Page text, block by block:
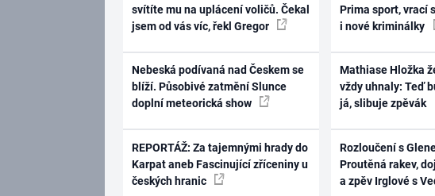
svítíte mu na uplácení voličů. Čekal
jsem od vás víc, řekl Gregor
Nebeská podívaná nad Českem se
blíží. Působivé zatmění Slunce
doplní meteorická show
REPORTÁŽ: Za tajemnými hrady do
Karpat aneb Fascinující zříceniny u
českých hranic
Prima sport, vrací
i nové kriminálky
Mathiase Hložka
vždy uhnaly: Teď
já, slibuje zpěvák
Rozloučení s
Proutěná rakev,
a zpěv Irglové s